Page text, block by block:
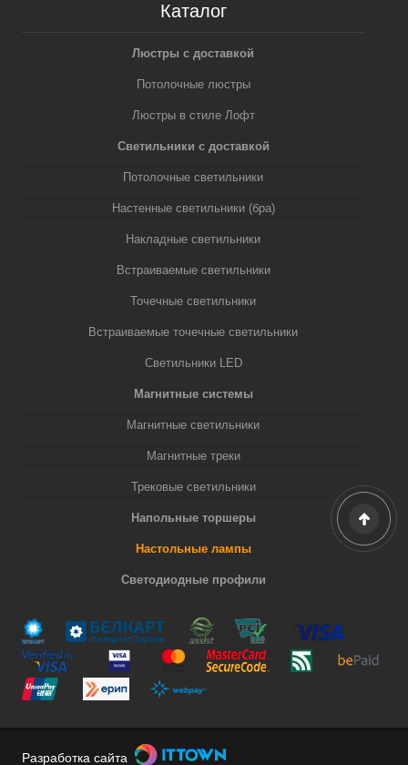
Каталог
Люстры с доставкой
Потолочные люстры
Люстры в стиле Лофт
Светильники с доставкой
Потолочные светильники
Настенные светильники (бра)
Накладные светильники
Встраиваемые светильники
Точечные светильники
Встраиваемые точечные светильники
Светильники LED
Магнитные системы
Магнитные светильники
Магнитные треки
Трековые светильники
Напольные торшеры
Настольные лампы
Светодиодные профили
Разработка сайта